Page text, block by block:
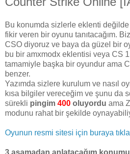
Bu konumda sizlerle eklenti
fikir veren bir oyunu tanıtacağım.
CSO diyoruz ve baya da güzel bir
bu bir amxmodx eklentisi veya CS
tamamiyle başka bir oyundur ama
benzer.
Yazımda sizlere kurulum ve nasıl
kısa bilgiler vereceğim ve şunu da
sürekli pingim 400 oluyordu ama
modunu rahat bir şekilde
Oyunun resmi sitesi için buraya